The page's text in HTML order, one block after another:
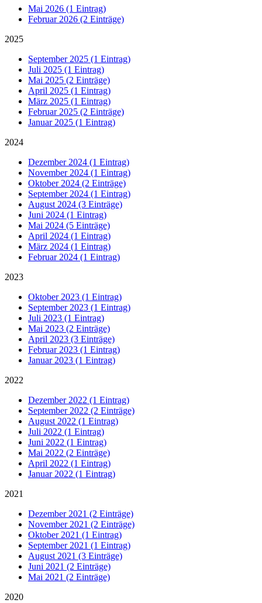
Mai 2026 (1 Eintrag)
Februar 2026 (2 Einträge)
2025
September 2025 (1 Eintrag)
Juli 2025 (1 Eintrag)
Mai 2025 (2 Einträge)
April 2025 (1 Eintrag)
März 2025 (1 Eintrag)
Februar 2025 (2 Einträge)
Januar 2025 (1 Eintrag)
2024
Dezember 2024 (1 Eintrag)
November 2024 (1 Eintrag)
Oktober 2024 (2 Einträge)
September 2024 (1 Eintrag)
August 2024 (3 Einträge)
Juni 2024 (1 Eintrag)
Mai 2024 (5 Einträge)
April 2024 (1 Eintrag)
März 2024 (1 Eintrag)
Februar 2024 (1 Eintrag)
2023
Oktober 2023 (1 Eintrag)
September 2023 (1 Eintrag)
Juli 2023 (1 Eintrag)
Mai 2023 (2 Einträge)
April 2023 (3 Einträge)
Februar 2023 (1 Eintrag)
Januar 2023 (1 Eintrag)
2022
Dezember 2022 (1 Eintrag)
September 2022 (2 Einträge)
August 2022 (1 Eintrag)
Juli 2022 (1 Eintrag)
Juni 2022 (1 Eintrag)
Mai 2022 (2 Einträge)
April 2022 (1 Eintrag)
Januar 2022 (1 Eintrag)
2021
Dezember 2021 (2 Einträge)
November 2021 (2 Einträge)
Oktober 2021 (1 Eintrag)
September 2021 (1 Eintrag)
August 2021 (3 Einträge)
Juni 2021 (2 Einträge)
Mai 2021 (2 Einträge)
2020